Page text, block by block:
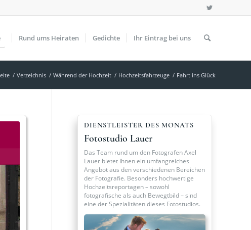
Rund ums Heiraten Gedichte Ihr Eintrag bei uns
/ Verzeichnis / Während der Hochzeit / Hochzeitsfahrzeuge / Fahrt ins Glück
DIENSTLEISTER DES MONATS
Fotostudio Lauer
Das Team rund um den Fotografen Axel
Lauer bietet Ihnen ein umfangreiches
Angebot aus den verschiedenen Bereichen
der Fotografie. Besonders hochwertige
Hochzeitsreportagen – sowohl
fotografische als auch Bewegtbild – sind
eine der Spezialitäten dieses Fotostudios.